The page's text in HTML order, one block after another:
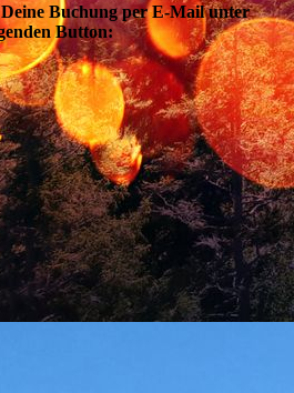
Buchung per E-Mail unter
Button: